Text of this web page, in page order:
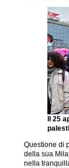
Il 25
Questione di
della sua
nella